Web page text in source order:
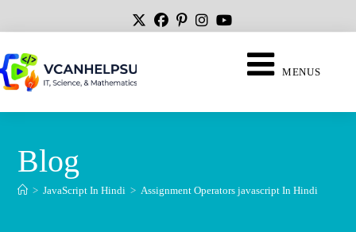
MENUS
Blog
> JavaScript In Hindi > Assignment Operators javascript In Hindi